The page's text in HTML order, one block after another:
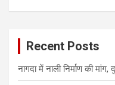
Recent Posts
नागदा में नाली निर्माण की मांग,